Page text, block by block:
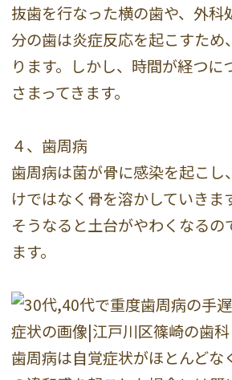
抜歯を行なった横の歯や、外科
分の歯は炎症反応を起こすため
ります。しかし、時間が経つに
さまってきます。
４、歯周病
歯周病は菌が骨に感染を起こし
けではなく骨を溶かしていきま
そうなると土台がやわくなるの
ます。
歯周病は自覚症状がほとんどな